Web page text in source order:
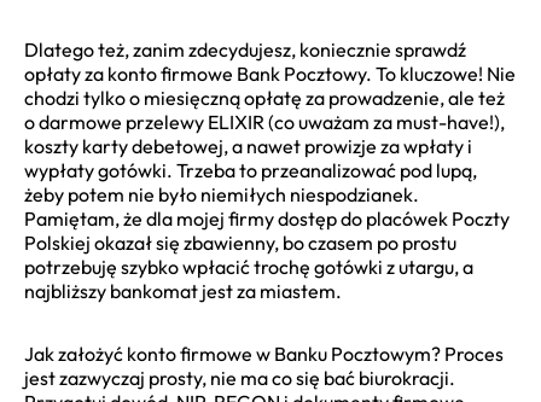
Dlatego też, zanim zdecydujesz, koniecznie sprawdź
opłaty za konto firmowe Bank Pocztowy. To kluczowe! Nie
chodzi tylko o miesięczną opłatę za prowadzenie, ale też
o darmowe przelewy ELIXIR (co uważam za must-have!),
koszty karty debetowej, a nawet prowizje za wpłaty i
wypłaty gotówki. Trzeba to przeanalizować pod lupą,
żeby potem nie było niemiłych niespodzianek.
Pamiętam, że dla mojej firmy dostęp do placówek Poczty
Polskiej okazał się zbawienny, bo czasem po prostu
potrzebuję szybko wpłacić trochę gotówki z utargu, a
najbliższy bankomat jest za miastem.
Jak założyć konto firmowe w Banku Pocztowym? Proces
jest zazwyczaj prosty, nie ma co się bać biurokracji.